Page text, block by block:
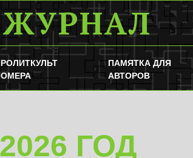
ПАМЯТКА ДЛЯ
АВТОРОВ
ГОД